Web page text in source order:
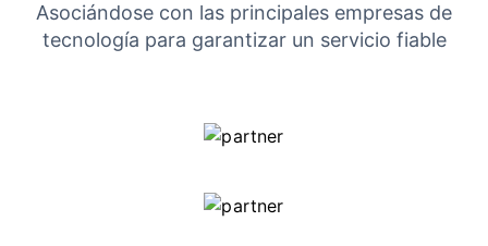
Asociándose con las principales empresas de
tecnología para garantizar un servicio fiable